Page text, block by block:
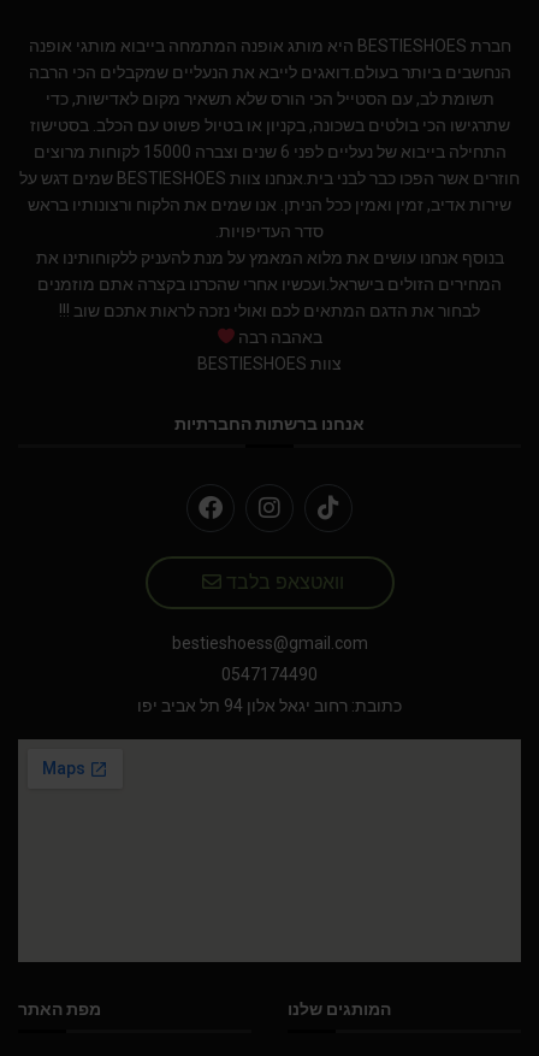
חברת BESTIESHOES היא מותג אופנה המתמחה בייבוא מותגי אופנה
הנחשבים ביותר בעולם.דואגים לייבא את הנעליים שמקבלים הכי הרבה
תשומת לב, עם הסטייל הכי הורס שלא תשאיר מקום לאדישות, כדי
שתרגישו הכי בולטים בשכונה, בקניון או בטיול פשוט עם הכלב. בסטישוז
התחילה בייבוא של נעליים לפני 6 שנים וצברה 15000 לקוחות מרוצים
חוזרים אשר הפכו כבר לבני בית.אנחנו צוות BESTIESHOES שמים דגש על
שירות אדיב, זמין ואמין ככל הניתן. אנו שמים את הלקוח ורצונותיו בראש
סדר העדיפויות.
בנוסף אנחנו עושים את מלוא המאמץ על מנת להעניק ללקוחותינו את
המחירים הזולים בישראל.ועכשיו אחרי שהכרנו בקצרה אתם מוזמנים
לבחור את הדגם המתאים לכם ואולי נזכה לראות אתכם שוב !!!
באהבה רבה
צוות BESTIESHOES
אנחנו ברשתות החברתיות
וואטצאפ בלבד
bestieshoess@gmail.com
0547174490
כתובת: רחוב יגאל אלון 94 תל אביב יפו
המותגים שלנו מפת האתר